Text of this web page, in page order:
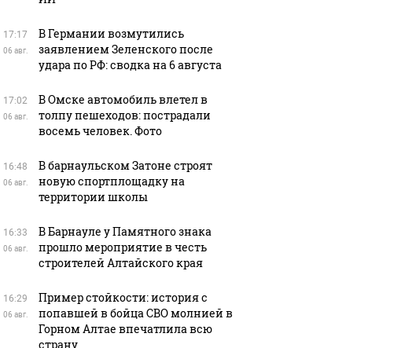
Таких событий не
было с 1945: чего
ждать всем нам?
17:17
06 авг.
В Германии возмутились
заявлением Зеленского после
удара по РФ: сводка на 6 августа
17:02
06 авг.
В Омске автомобиль влетел в
толпу пешеходов: пострадали
восемь человек. Фото
16:48
06 авг.
В барнаульском Затоне строят
новую спортплощадку на
территории школы
16:33
06 авг.
В Барнауле у Памятного знака
прошло мероприятие в честь
строителей Алтайского края
16:29
06 авг.
Пример стойкости: история с
попавшей в бойца СВО молнией в
Горном Алтае впечатлила всю
страну